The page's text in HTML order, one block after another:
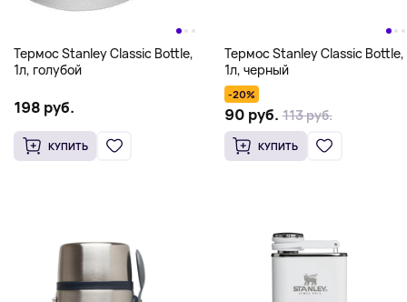
Термос Stanley Classic Bottle,
1л, голубой
198 руб.
КУПИТЬ
Термос Stanley Classic Bottle,
1л, черный
-20%
90 руб. 113 руб.
КУПИТЬ